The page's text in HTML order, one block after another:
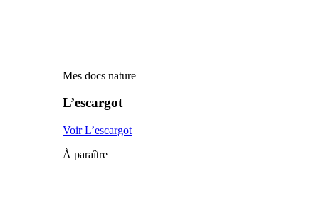
Mes docs nature
L’escargot
Voir L’escargot
À paraître